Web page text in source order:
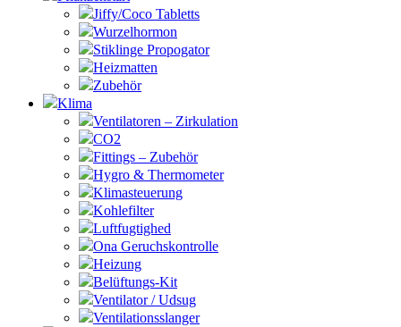
Jiffy/Coco Tabletts
Wurzelhormon
Stiklinge Propogator
Heizmatten
Zubehör
Klima
Ventilatoren – Zirkulation
CO2
Fittings – Zubehör
Hygro & Thermometer
Klimasteuerung
Kohlefilter
Luftfugtighed
Ona Geruchskontrolle
Heizung
Belüftungs-Kit
Ventilator / Udsug
Ventilationsslanger